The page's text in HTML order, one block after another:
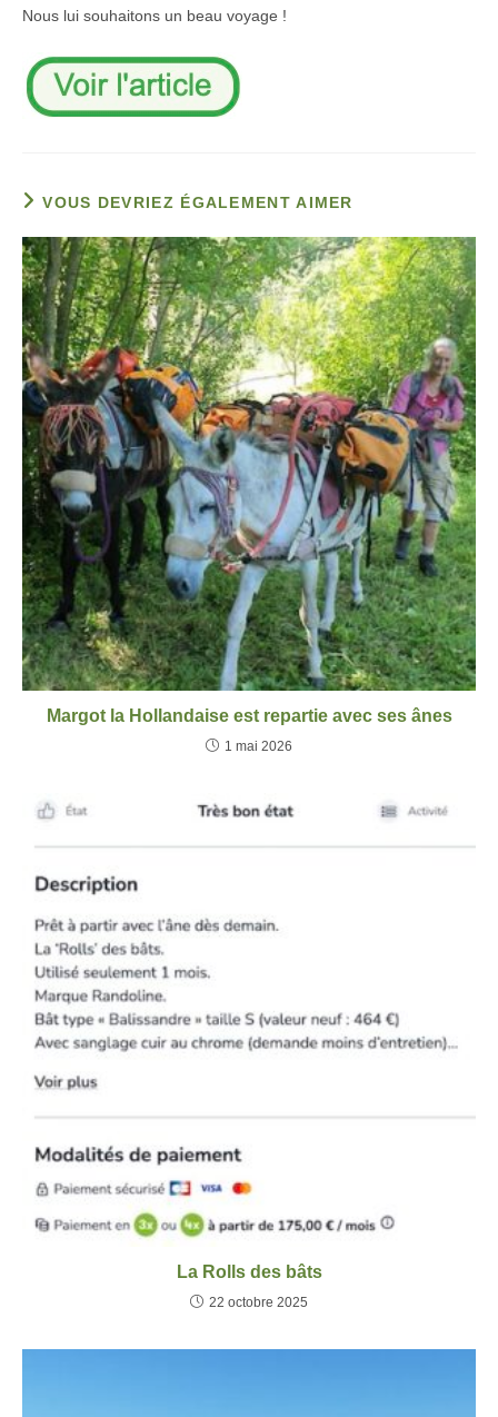
Nous lui souhaitons un beau voyage !
VOUS DEVRIEZ ÉGALEMENT AIMER
Margot la Hollandaise est repartie avec ses ânes
1 mai 2026
La Rolls des bâts
22 octobre 2025